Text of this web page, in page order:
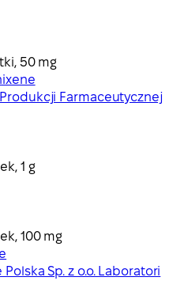
50 mg
Farmaceutycznej
1 g
100 mg
Sp. z o.o. Laboratori